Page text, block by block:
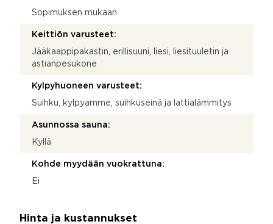
Sopimuksen mukaan
Keittiön varusteet:
Jääkaappipakastin, erillisuuni, liesi, liesituuletin ja
astianpesukone
Kylpyhuoneen varusteet:
Suihku, kylpyamme, suihkuseinä ja lattialämmitys
Asunnossa sauna:
Kyllä
Kohde myydään vuokrattuna:
Ei
Hinta ja kustannukset